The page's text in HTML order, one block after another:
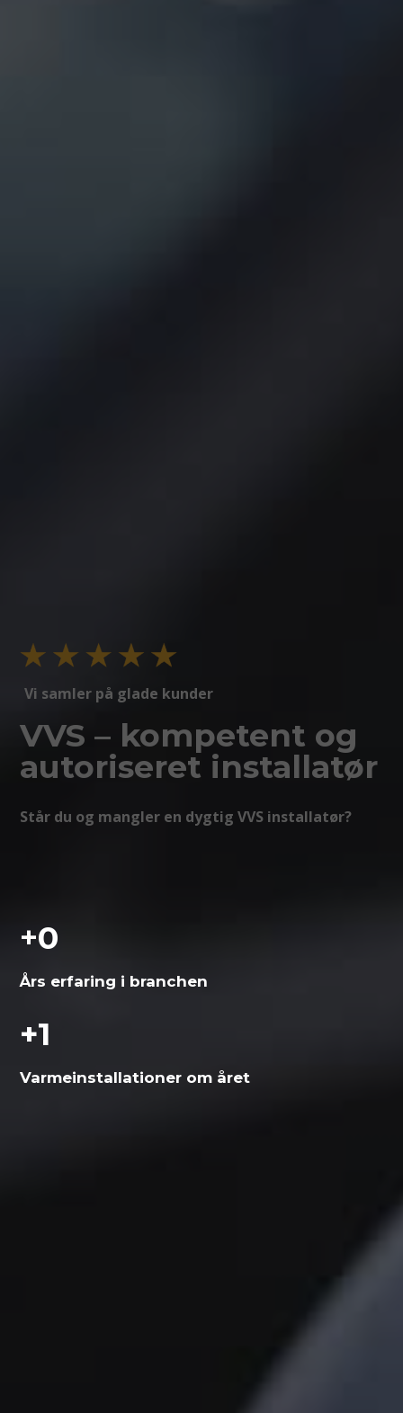
Vi samler på glade kunder
VVS – kompetent og
autoriseret installatør
Står du og mangler en dygtig VVS installatør?
+0
Års erfaring i branchen
+1
Varme­installationer om året